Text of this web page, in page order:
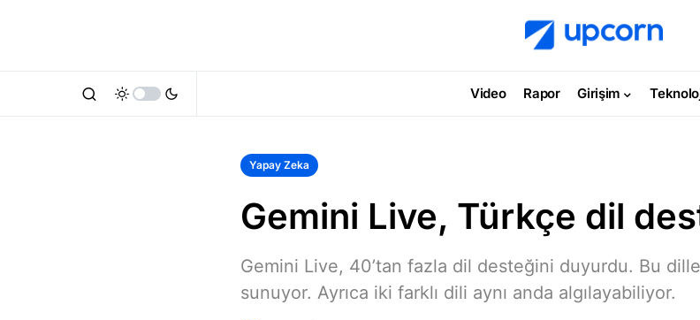
Video Rapor Girişim
Yapay Zeka
Gemini Live, Türkçe dil
Gemini Live, 40’tan fazla dil desteğini duyurdu. Bu
sunuyor. Ayrıca iki farklı dili aynı anda algılayabiliyor.